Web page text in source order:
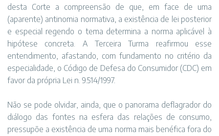
desta Corte a compreensão de que, em face de uma
(aparente) antinomia normativa, a existência de lei posterior
e especial regendo o tema determina a norma aplicável à
hipótese concreta. A Terceira Turma reafirmou esse
entendimento, afastando, com fundamento no critério da
especialidade, o Código de Defesa do Consumidor (CDC) em
favor da própria Lei n. 9.514/1997.
Não se pode olvidar, ainda, que o panorama deflagrador do
diálogo das fontes na esfera das relações de consumo,
pressupõe a existência de uma norma mais benéfica fora do